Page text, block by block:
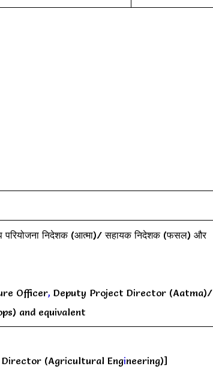
परियोजना निदेशक (आत्मा)/ सहायक निदेशक (फसल) और
Officer, Deputy Project Director (Aatma)/
and equivalent
Director (Agricultural Engineering)]